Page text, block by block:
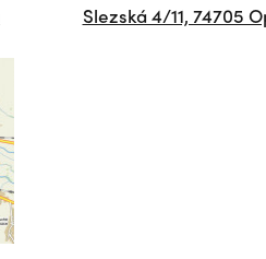
Slezská 4/11, 74705